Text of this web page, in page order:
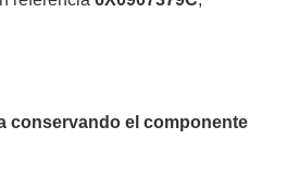
conservando el componente